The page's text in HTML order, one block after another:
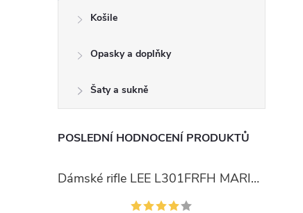
Košile
Opasky a doplňky
Šaty a sukně
POSLEDNÍ HODNOCENÍ PRODUKTŮ
Dámské rifle LEE L301FRFH MARION STRAIGHT RINSE